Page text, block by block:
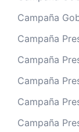
Campaña
Campaña
Campaña
Campaña
Campaña
Campaña